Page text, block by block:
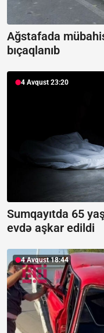
Ağstafada
bıçaqlanıb
4 Avqust 23:20
Sumqayıtda 65
evdə aşkar edildi
4 Avqust 18:44